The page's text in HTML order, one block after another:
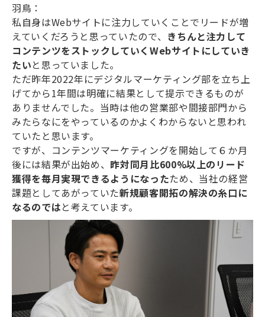
羽鳥：
私自身はWebサイトに注力していくことでリードが増
えていくだろうと思っていたので、 きちんと注力して
コンテンツをストックしていくWebサイトにしていき
たいと思っていました。
ただ昨年2022年にデジタルマーケティング部を立ち上
げてから1年間は明確に結果として提示できるものが
ありませんでした。当時は他の営業部や間接部門から
みたらなにをやっているのかよくわからないと思われ
ていたと思います。
ですが、コンテンツマーケティングを開始して６か月
後には結果が出始め、 昨対同月比600%以上のリード
獲得を毎月実現できるようになったため、当社の経営
課題としてあがっていた新規顧客開拓の解決の糸口に
なるのではと考えています。